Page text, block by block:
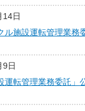
14日
ル施設運転管理業務
9日
運転管理業務委託」